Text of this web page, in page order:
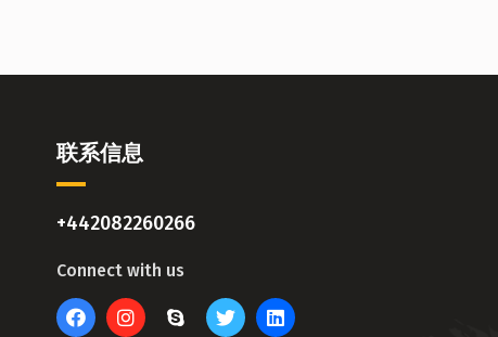
联系信息
+442082260266
Connect with us